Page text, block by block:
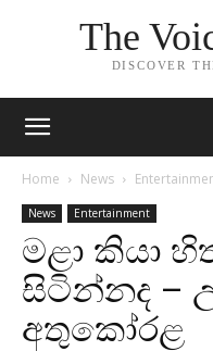
The
DISCOVER
Home News
News Entertainment
මළා කියා
සිටින්නද –
අතුකෝරළ